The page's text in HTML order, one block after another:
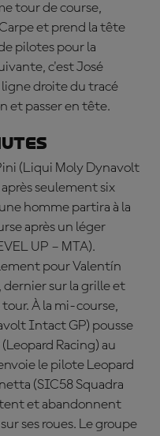
tour de course,
et prend la tête
pilotes pour la
c'est José
droite du tracé
et passer en tête.
(Liqui Moly Dynavolt
seulement six
homme partira à la
après un léger
UP – MTA).
pourValentín
dernier sur la grille et
À la mi-course,
Intact GP) pousse
(Leopard Racing) au
le pilote Leopard
(SIC58 Squadra
et abandonnent
ses roues. Le groupe